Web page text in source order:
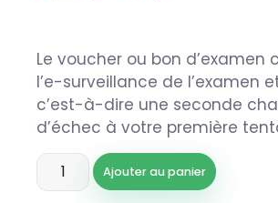
Le voucher ou bon d’examen
l’e-surveillance de l’examen
c’est-à-dire une seconde
d’échec à votre première
Ajouter au panier